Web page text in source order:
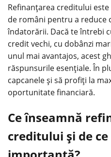
Refinanțarea creditului
de români pentru a reduce
îndatorării. Dacă te întrebi
creditvechi, cu dobânzi
unul mai avantajos, acest
răspunsurile esențiale. În
capcanele și să profiți la
oportunitate financiară.
Ce înseamnă
creditului și de ce